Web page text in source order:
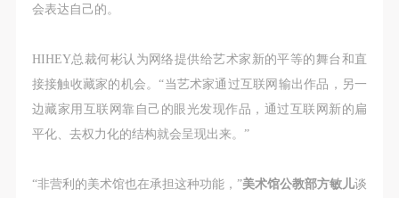
会表达自己的。
HIHEY总裁何彬认为网络提供给艺术家新的平等的舞台和直
接接触收藏家的机会。“当艺术家通过互联网输出作品，另一
边藏家用互联网靠自己的眼光发现作品，通过互联网新的扁
平化、去权力化的结构就会呈现出来。”
“非营利的美术馆也在承担这种功能，”美术馆公教部方敏儿谈